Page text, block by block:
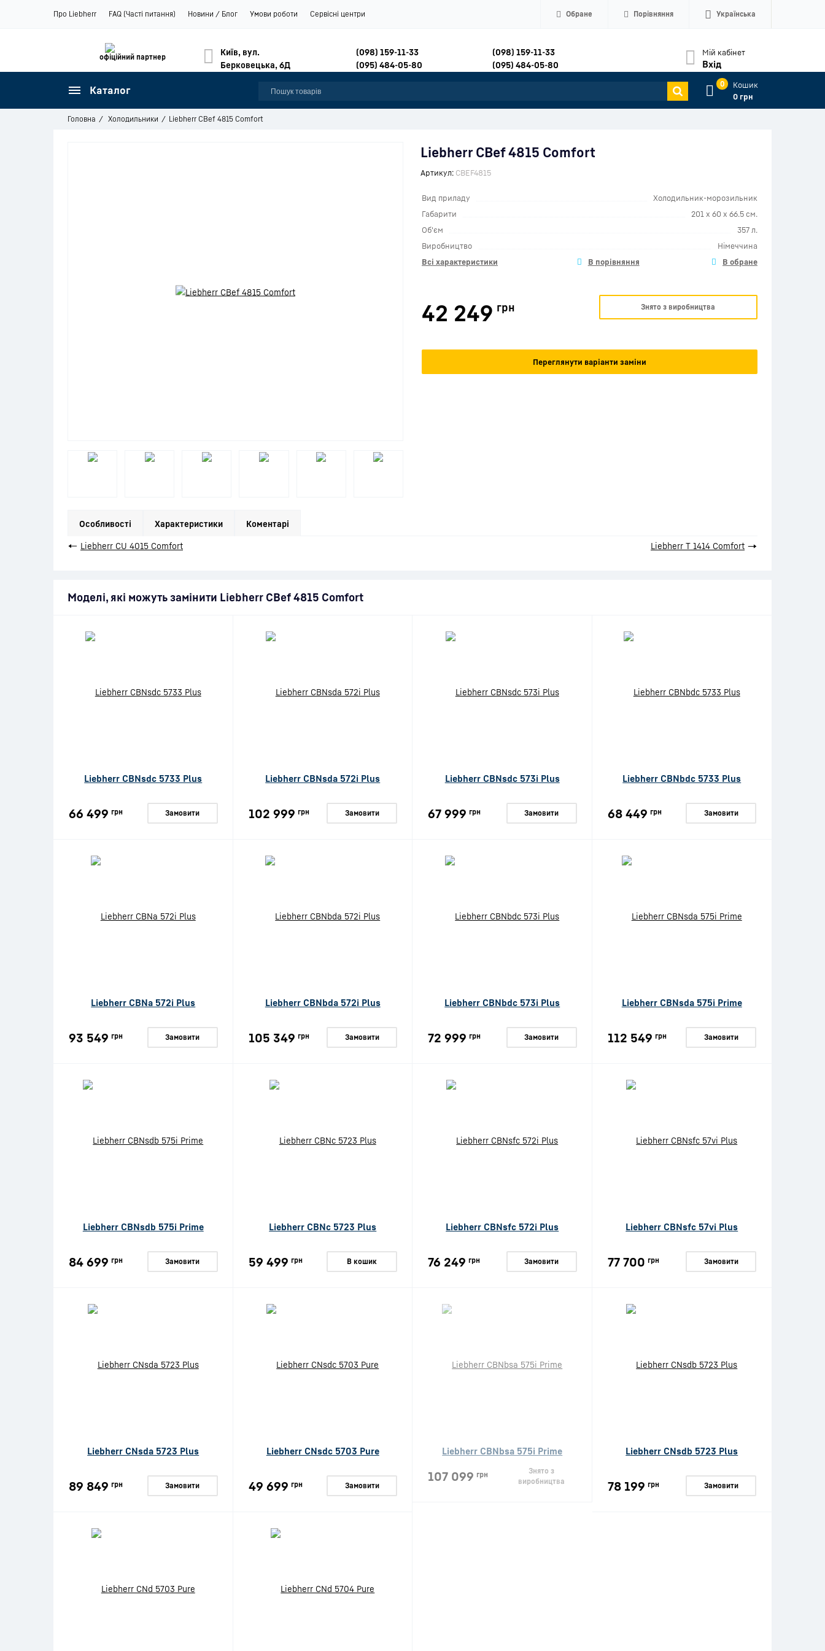
Про Liebherr FAQ (Часті питання) Новини / Блог Умови роботи Сервісні центри Обране Порівняння Українська
офіційний партнер Мій кабінет
Вхід
Київ, вул.
Берковецька, 6Д
(098) 159-11-33
(095) 484-05-80
(098) 159-11-33
(095) 484-05-80
0
Кошик
0 грн
Каталог
Головна Холодильники Liebherr CBef 4815 Comfort
Liebherr CBef 4815 Comfort
Артикул: CBEF4815
Вид приладу
Холодильник-морозильник
Габарити
201 x 60 x 66.5 см.
Об'єм
357 л.
Виробництво
Німеччина
Всі характеристики
42 249 грн Знято з виробництва
Переглянути варіанти заміни
Особливості Характеристики Коментарі
← Liebherr CU 4015 Comfort Liebherr T 1414 Comfort →
Моделі, які можуть замінити Liebherr CBef 4815 Comfort
Liebherr CBNsdc 5733 Plus
66 499 грн Замовити
Liebherr CBNsda 572i Plus
102 999 грн Замовити
Liebherr CBNsdc 573i Plus
67 999 грн Замовити
Liebherr CBNbdc 5733 Plus
68 449 грн Замовити
Liebherr CBNa 572i Plus
93 549 грн Замовити
Liebherr CBNbda 572i Plus
105 349 грн Замовити
Liebherr CBNbdc 573i Plus
72 999 грн Замовити
Liebherr CBNsda 575i Prime
112 549 грн Замовити
Liebherr CBNsdb 575i Prime
84 699 грн Замовити
Liebherr CBNc 5723 Plus
59 499 грн В кошик
Liebherr CBNsfc 572i Plus
76 249 грн Замовити
Liebherr CBNsfc 57vi Plus
77 700 грн Замовити
Liebherr CNsda 5723 Plus
89 849 грн Замовити
Liebherr CNsdc 5703 Pure
49 699 грн Замовити
Liebherr CBNbsa 575i Prime
107 099 грн
Знято з
виробництва
Liebherr CNsdb 5723 Plus
78 199 грн Замовити